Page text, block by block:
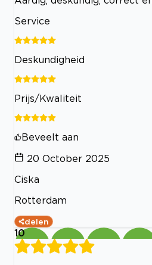
Service
Deskundigheid
Prijs/Kwaliteit
Beveelt aan
20 October 2025
Ciska
Rotterdam
delen
10